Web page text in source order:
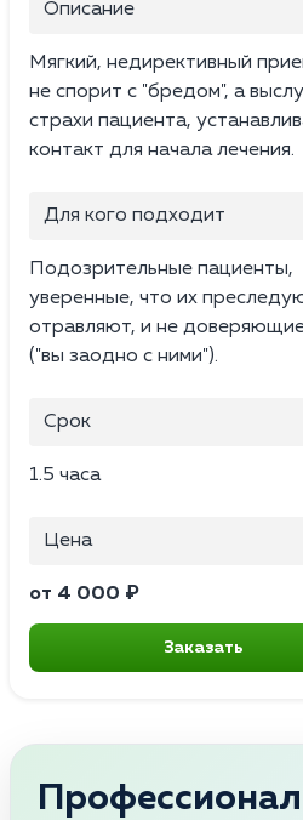
Описание
Мягкий, недирективный
не спорит с "бредом", а
страхи пациента,
контакт для начала лечения.
Для кого подходит
Подозрительные пациенты,
уверенные, что их
отравляют, и не
("вы заодно с ними").
Срок
1.5 часа
Цена
от 4 000 ₽
Заказать